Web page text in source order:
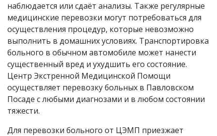
наблюдается или сдаёт анализы. Также регулярные
медицинские перевозки могут потребоваться для
осуществления процедур, которые невозможно
выполнить в домашних условиях. Транспортировка
больного в обычном автомобиле может нанести
существенный вред и ухудшить его состояние.
Центр Экстренной Медицинской Помощи
осуществляет перевозку больных в Павловском
Посаде с любыми диагнозами и в любом состоянии
тяжести.
Для перевозки больного от ЦЭМП приезжает